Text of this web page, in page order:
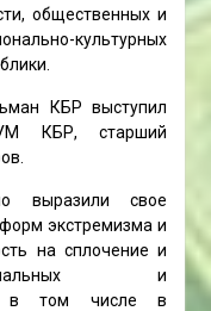
общественных и
культурных
КБР выступил
КБР, старший
выразили свое
экстремизма и
на сплочение и
и
в том числе в